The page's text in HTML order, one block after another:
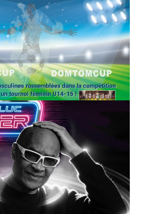
FOOTBALL JEUNESSE & SPORTS
2026 approche
Webmaster2Risi